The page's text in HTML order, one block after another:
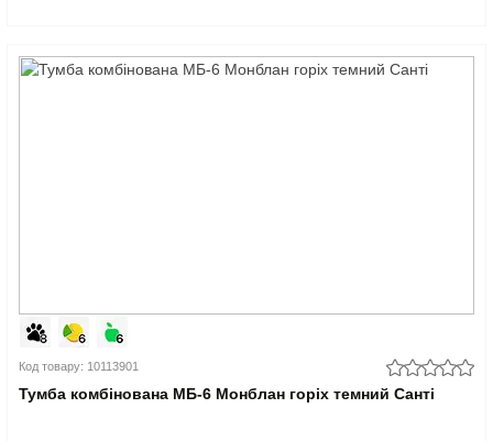
Код товару: 10113901
Тумба комбінована МБ-6 Монблан горіх темний Санті